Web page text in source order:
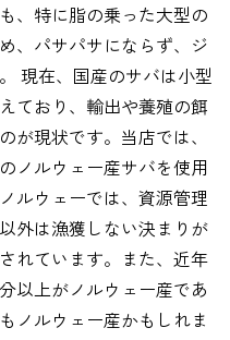
、特に脂の乗った大型の
、パサパサにならず、ジ
現在、国産のサバは小型
ており、輸出や養殖の餌
が現状です。当店では、
ノルウェー産サバを使用
ルウェーでは、資源管理
外は漁獲しない決まりが
れています。また、近年
以上がノルウェー産であ
ノルウェー産かもしれま